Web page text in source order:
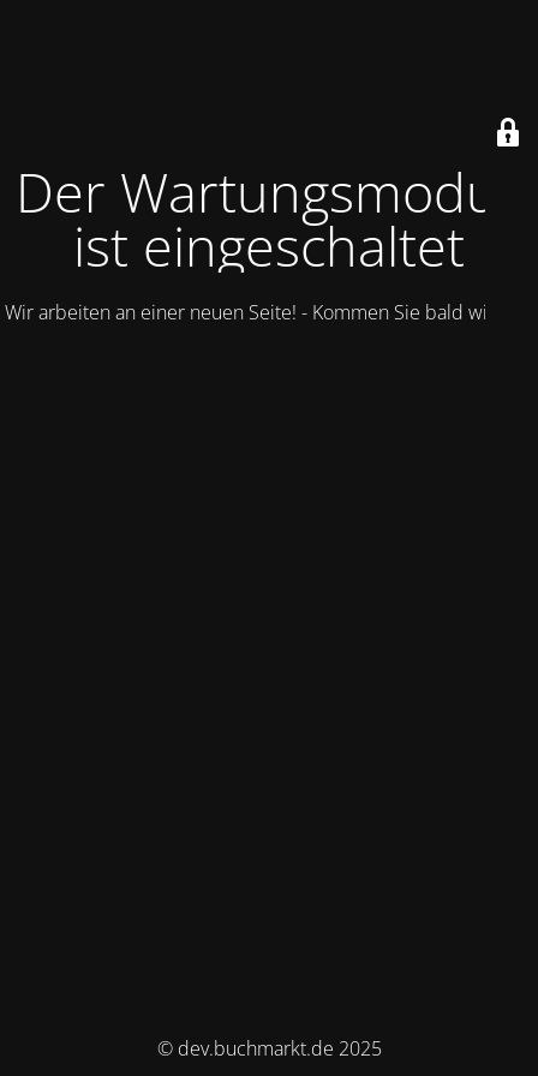
Der Wartungsmodus
ist eingeschaltet
Wir arbeiten an einer neuen Seite! - Kommen Sie bald wieder.
© dev.buchmarkt.de 2025